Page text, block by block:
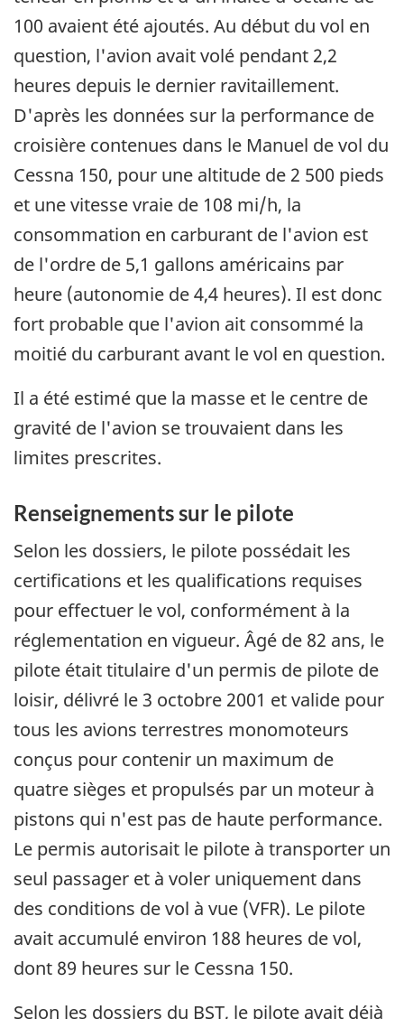
100 avaient été ajoutés. Au début du vol en
question, l'avion avait volé pendant 2,2
heures depuis le dernier ravitaillement.
D'après les données sur la performance de
croisière contenues dans le Manuel de vol du
Cessna 150, pour une altitude de 2 500 pieds
et une vitesse vraie de 108 mi/h, la
consommation en carburant de l'avion est
de l'ordre de 5,1 gallons américains par
heure (autonomie de 4,4 heures). Il est donc
fort probable que l'avion ait consommé la
moitié du carburant avant le vol en question.
Il a été estimé que la masse et le centre de
gravité de l'avion se trouvaient dans les
limites prescrites.
Renseignements sur le pilote
Selon les dossiers, le pilote possédait les
certifications et les qualifications requises
pour effectuer le vol, conformément à la
réglementation en vigueur. Âgé de 82 ans, le
pilote était titulaire d'un permis de pilote de
loisir, délivré le 3 octobre 2001 et valide pour
tous les avions terrestres monomoteurs
conçus pour contenir un maximum de
quatre sièges et propulsés par un moteur à
pistons qui n'est pas de haute performance.
Le permis autorisait le pilote à transporter un
seul passager et à voler uniquement dans
des conditions de vol à vue (VFR). Le pilote
avait accumulé environ 188 heures de vol,
dont 89 heures sur le Cessna 150.
Selon les dossiers du BST, le pilote avait déjà